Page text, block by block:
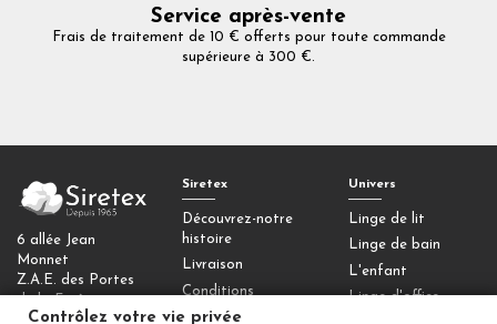
Service après-vente
Frais de traitement de 10 € offerts pour toute commande
supérieure à 300 €.
6 allée Jean
Monnet
Z.A.E. des Portes
77090 Collégien
Siretex
Découvrez-notre
histoire
Livraison
Conditions
générales de vente
Univers
Linge de lit
Linge de bain
L'enfant
Linge d'office
Contrôlez votre vie privée